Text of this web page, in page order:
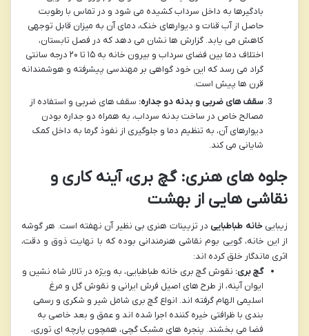
بادگیرها به داخل سرداب کشیده می شود و در تماس با رطوبت
حاصل از آب قنات و دیوارهای خنک، دمای آن به میزان قابل توجهی
کاهش می یابد. گزارش ها نشان می دهد که در فصل تابستان،
اختلاف دما بین فضای سرداب و بیرون خانه به ۱۵ تا ۲۰ درجه سانتی
گراد می رسد که این خود گواهی بر مهندسی پیشرفته و هوشمندانه
قرن ها پیش است.
سقف های ضربی و بدنه دو جداره: سقف های ضربی و استفاده از
مصالح خاص در ساخت بدنه سرداب، به همراه دو جداره بودن
دیوارهای آن، به تنظیم دما و جلوگیری از نفوذ گرما به داخل کمک
شایانی می کند.
جلوه های هنری: گچ بری، آینه کاری و
نقاشی هایی از بهشت
زیباییخانه طباطبایی در تزیینات هنری بی نظیر آن نهفته است. هر گوشه
از این خانه، گویی بوم نقاشی هنرمندانی بوده که با نهایت ذوق و دقت،
اثری ماندگار خلق کرده اند:
گچ بری: نقوش گچ بری خانه طباطبایی، به ویژه در تالار شاه نشین و
ایوان آینه، از طرح های اصیل فرش ایرانی و نقوش گل و مرغ
اسلیمی الهام گرفته اند. انواع گچ بری شامل شیر و شکری و رسمی
بندی با ظرافتی خیره کننده اجرا شده اند و عمق و بعد خاصی به
فضا می بخشند. پنجره های مشبک گچی، همچون پارچه ای توری،